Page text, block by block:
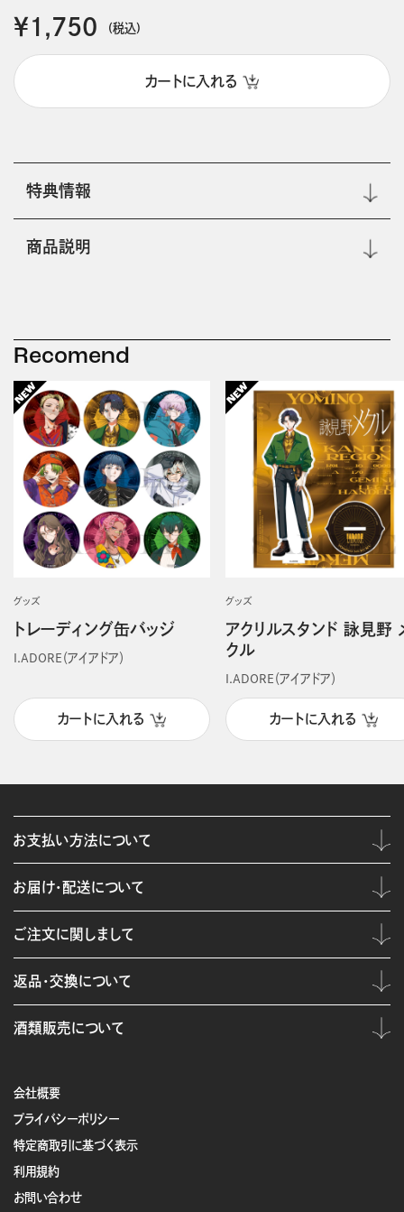
￥1,750 (税込)
カートに入れる
特典情報
商品説明
Recomend
グッズ
トレーディング缶バッジ
I.ADORE（アイアドア）
カートに入れる
グッズ
アクリルスタンド 詠見野
クル
I.ADORE（アイアドア）
カートに入れる
会社概要
プライバシーポリシー
特定商取引に基づく表示
利用規約
お問い合わせ
お支払い方法について
お届け・配送について
ご注文に関しまして
返品・交換について
酒類販売について